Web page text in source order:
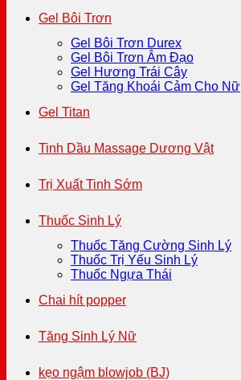
Gel Bôi Trơn
Gel Bôi Trơn Durex
Gel Bôi Trơn Âm Đạo
Gel Hương Trái Cây
Gel Tăng Khoái Cảm Cho Nữ
Gel Titan
Tinh Dầu Massage Dương Vật
Trị Xuất Tinh Sớm
Thuốc Sinh Lý
Thuốc Tăng Cường Sinh Lý
Thuốc Trị Yếu Sinh Lý
Thuốc Ngựa Thái
Chai hít popper
Tăng Sinh Lý Nữ
kẹo ngậm blowjob (BJ)